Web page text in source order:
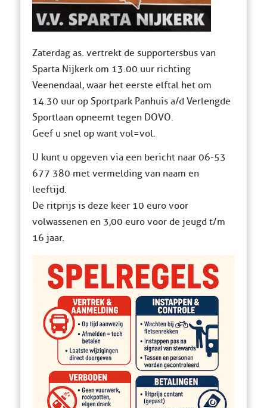
Zaterdag as. vertrekt de supportersbus van
Sparta Nijkerk om 13.00 uur richting
Veenendaal, waar het eerste elftal het om
14.30 uur op Sportpark Panhuis a/d Verlengde
Sportlaan opneemt tegen DOVO.
Geef u snel op want vol=vol.
U kunt u opgeven via een bericht naar 06-53
677 380 met vermelding van naam en
leeftijd.
De ritprijs is deze keer 10 euro voor
volwassenen en 3,00 euro voor de jeugd t/m
16 jaar.